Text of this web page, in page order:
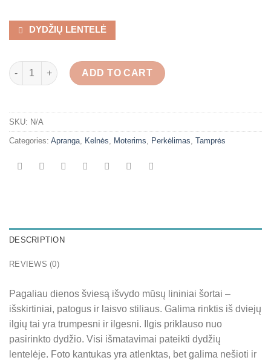
DYDŽIŲ LENTELĖ
Rugiagėlių lininiai šortai su kišenėmis quantity
ADD TO CART
SKU: N/A
Categories: Apranga Kelnės Moterims Perkėlimas Tamprės
DESCRIPTION
REVIEWS (0)
Pagaliau dienos šviesą išvydo mūsų lininiai šortai –
išskirtiniai, patogus ir laisvo stiliaus. Galima rinktis iš dviejų
ilgių tai yra trumpesni ir ilgesni. Ilgis priklauso nuo
pasirinkto dydžio. Visi išmatavimai pateikti dydžių
lentelėje. Foto kantukas yra atlenktas, bet galima nešioti ir